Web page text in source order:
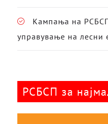
Кампања на
управување на лесни
РСБСП за